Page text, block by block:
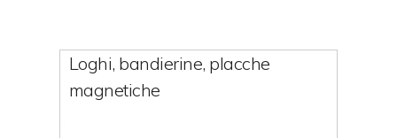
Loghi, bandierine, placche
magnetiche